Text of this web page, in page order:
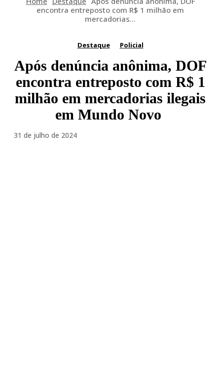
encontra entreposto com R$ 1 milhão em
mercadorias...
Destaque Policial
Após denúncia anônima, DOF
encontra entreposto com R$ 1
milhão em mercadorias ilegais
em Mundo Novo
31 de julho de 2024